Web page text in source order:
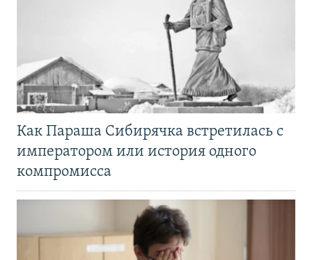
Как Параша Сибирячка встретилась с
императором или история одного
компромисса